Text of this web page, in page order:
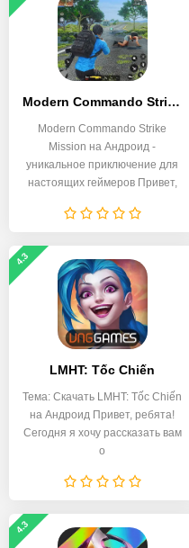
Modern Commando Strike Mission
Modern Commando Strike
Mission на Андроид -
уникальное приключение для
настоящих геймеров Привет,
4.3
LMHT: Tốc Chiến
Тема: Скачать LMHT: Tốc Chiến
на Андроид Привет, ребята!
Сегодня я хочу рассказать вам
о
4.3